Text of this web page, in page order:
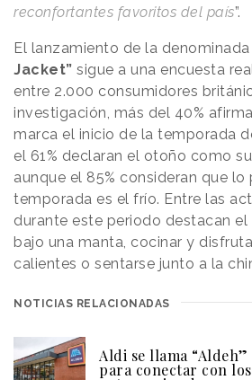
reconfortantes favoritos del país”.
El lanzamiento de la denominada
Jacket” sigue a una encuesta
entre 2.000 consumidores
investigación, más del 40%
marca el inicio de la temporada
el 61% declaran el otoño como
aunque el 85% consideran que lo
temporada es el frío. Entre las
durante este periodo destacan el
bajo una manta, cocinar y
calientes o sentarse junto a la
NOTICIAS RELACIONADAS
Aldi se llama
para conectar con